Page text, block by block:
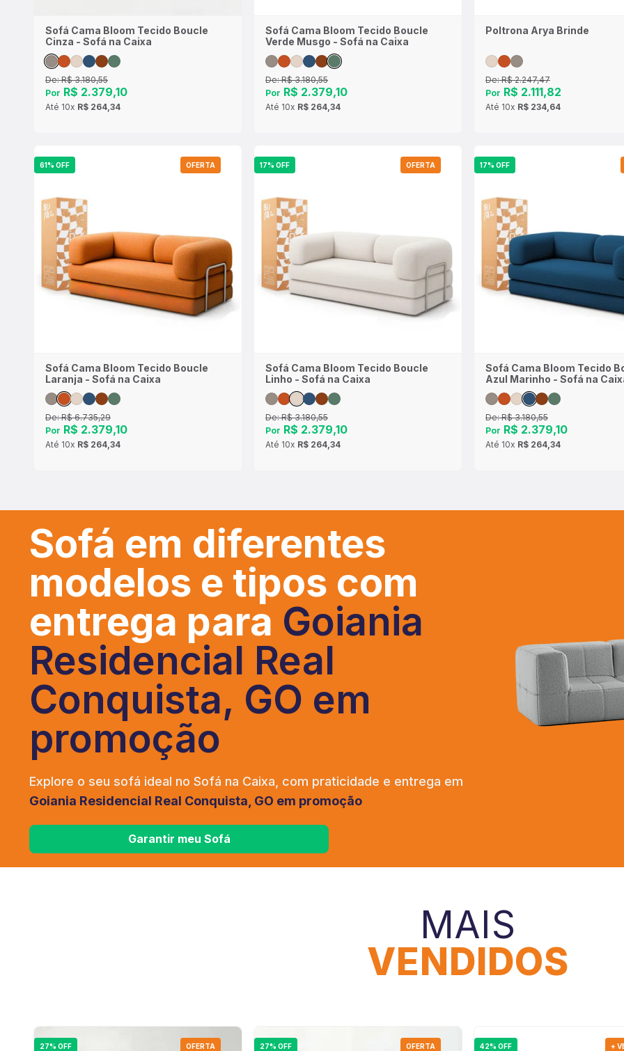
Sofá Cama Bloom Tecido Boucle
Cinza - Sofá na Caixa
De:R$ 3.180,55
Por R$ 2.379,10
Até 10x R$ 264,34
Sofá Cama Bloom Tecido Boucle
Verde Musgo - Sofá na Caixa
De:R$ 3.180,55
Por R$ 2.379,10
Até 10x R$ 264,34
Poltrona Arya Brinde
De:R$ 2.247,47
Por R$ 2.111,82
Até 10x R$ 234,64
61% OFF OFERTA
Sofá Cama Bloom Tecido Boucle
Laranja - Sofá na Caixa
De:R$ 6.735,29
Por R$ 2.379,10
Até 10x R$ 264,34
17% OFF OFERTA
Sofá Cama Bloom Tecido Boucle
Linho - Sofá na Caixa
De:R$ 3.180,55
Por R$ 2.379,10
Até 10x R$ 264,34
17% OFF
Sofá Cama Bloom Tecido
Azul Marinho - Sofá na
De:R$ 3.180,55
Por R$ 2.379,10
Até 10x R$ 264,34
Sofá em diferentes
modelos e tipos com
entrega para Goiania
Residencial Real
Conquista, GO em
promoção
Explore o seu sofá ideal no Sofá na Caixa, com praticidade e entrega em
Goiania Residencial Real Conquista, GO em promoção
Garantir meu Sofá
MAIS
VENDIDOS
27% OFF OFERTA 27% OFF OFERTA 42% OFF +